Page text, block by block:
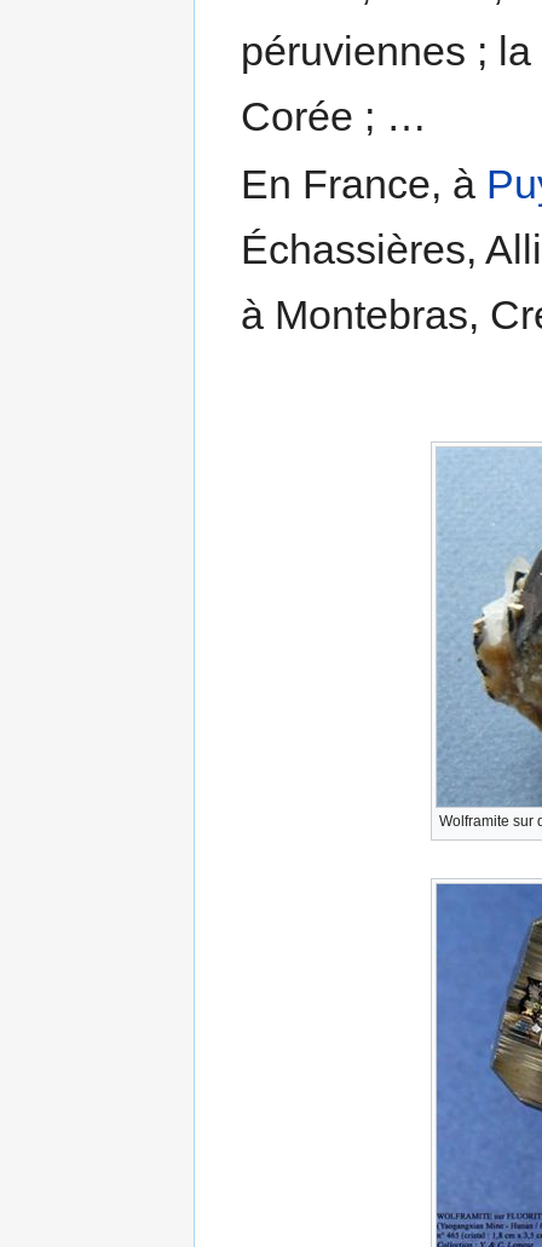
péruviennes ;
Corée ; …
En France, à
Échassières,
à Montebras,
Wolframite sur